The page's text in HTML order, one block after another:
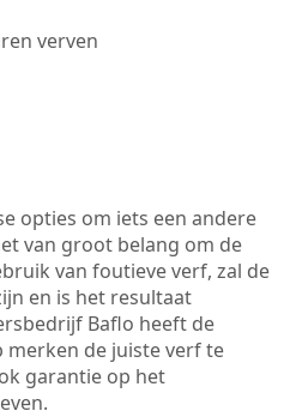
verven
opties om iets een andere
van groot belang om de
van foutieve verf, zal de
en is het resultaat
Baflo heeft de
de juiste verf te
garantie op het